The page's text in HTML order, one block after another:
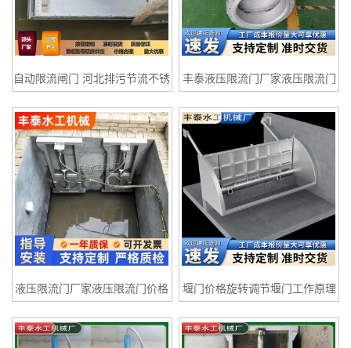
自动限流闸门 河北排污节流不锈
丰泰液压限流门厂家液压限流门
液压限流门厂家液压限流门价格
堰门价格旋转调节堰门工作原理